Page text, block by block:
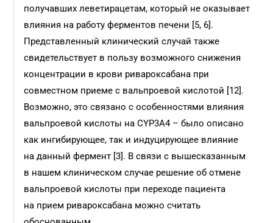
получавших леветирацетам, который не оказывает
влияния на работу ферментов печени [5, 6].
Представленный клинический случай также
свидетельствует в пользу возможного снижения
концентрации в крови ривароксабана при
совместном приеме с вальпроевой кислотой [12].
Возможно, это связано с особенностями влияния
вальпроевой кислоты на CYP3A4 – было описано
как ингибирующее, так и индуцирующее влияние
на данный фермент [3]. В связи с вышесказанным
в нашем клиническом случае решение об отмене
вальпроевой кислоты при переходе пациента
на прием ривароксабана можно считать